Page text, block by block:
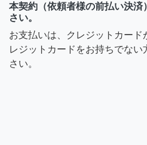
本契約（依頼者様の前払い決
さい。
お支払いは、クレジットカード
レジットカードをお持ちでな
さい。